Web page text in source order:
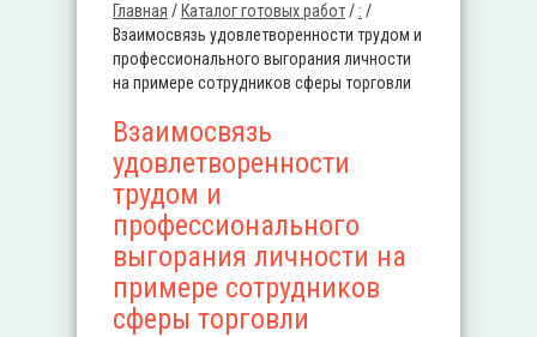
Вы здесь
Главная / Каталог готовых работ/ : /
Взаимосвязь удовлетворенности трудом и
профессионального выгорания личности
на примере сотрудников сферы торговли
Взаимосвязь
удовлетворенности
трудом и
профессионального
выгорания личности на
примере сотрудников
сферы торговли